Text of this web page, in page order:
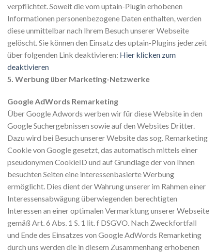
verpflichtet. Soweit die vom uptain-Plugin erhobenen
Informationen personenbezogene Daten enthalten, werden
diese unmittelbar nach Ihrem Besuch unserer Webseite
gelöscht. Sie können den Einsatz des uptain-Plugins jederzeit
über folgenden Link deaktivieren: Hier klicken zum
deaktivieren
5. Werbung über Marketing-Netzwerke
Google AdWords Remarketing
Über Google Adwords werben wir für diese Website in den
Google Suchergebnissen sowie auf den Websites Dritter.
Dazu wird bei Besuch unserer Website das sog. Remarketing
Cookie von Google gesetzt, das automatisch mittels einer
pseudonymen CookieID und auf Grundlage der von Ihnen
besuchten Seiten eine interessenbasierte Werbung
ermöglicht. Dies dient der Wahrung unserer im Rahmen einer
Interessensabwägung überwiegenden berechtigten
Interessen an einer optimalen Vermarktung unserer Webseite
gemäß Art. 6 Abs. 1 S. 1 lit. f DSGVO. Nach Zweckfortfall
und Ende des Einsatzes von Google AdWords Remarketing
durch uns werden die in diesem Zusammenhang erhobenen